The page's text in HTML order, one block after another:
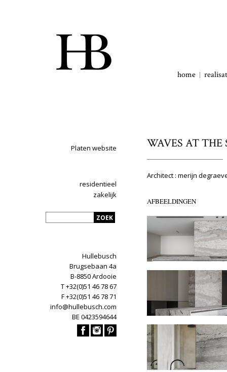
home
Platen website
residentieel
zakelijk
Hullebusch
Brugsebaan 4a
B-8850 Ardooie
T +32(0)51 46 78 67
F +32(0)51 46 78 71
info@hullebusch.com
BE 0423594644
WAVES AT THE
Architect : merijn
AFBEELDINGEN